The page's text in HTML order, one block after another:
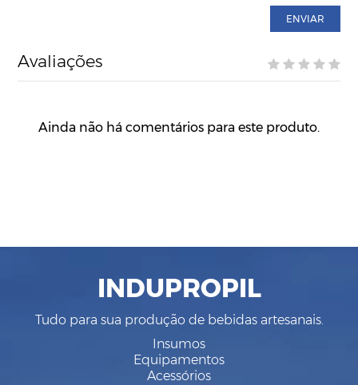
ENVIAR
Avaliações
Ainda não há comentários para este produto.
INDUPROPIL
Tudo para sua produção de bebidas artesanais.
Insumos
Equipamentos
Acessórios